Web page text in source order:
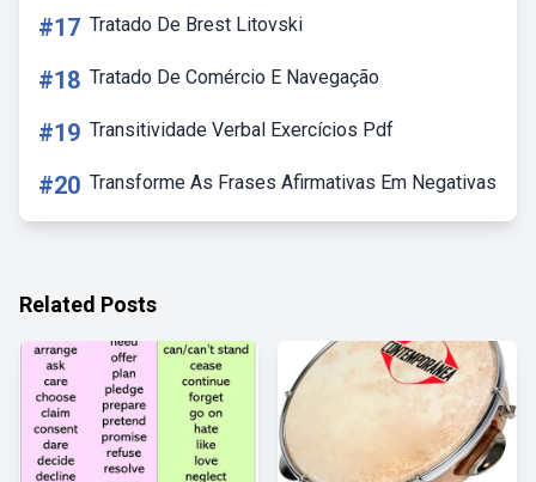
#17 Tratado De Brest Litovski
#18 Tratado De Comércio E Navegação
#19 Transitividade Verbal Exercícios Pdf
#20 Transforme As Frases Afirmativas Em Negativas
Related Posts